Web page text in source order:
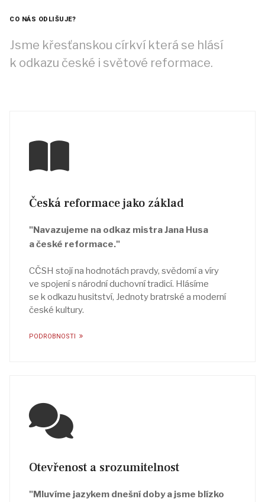
CO NÁS ODLIŠUJE?
Jsme křesťanskou církví která se hlásí
k odkazu české i světové reformace.
Česká reformace jako základ
"Navazujeme na odkaz mistra Jana Husa
a české reformace."
CČSH stojí na hodnotách pravdy, svědomí a víry
ve spojení s národní duchovní tradicí. Hlásíme
se k odkazu husitství, Jednoty bratrské a moderní
české kultury.
PODROBNOSTI
Otevřenost a srozumitelnost
"Mluvíme jazykem dnešní doby a jsme blízko